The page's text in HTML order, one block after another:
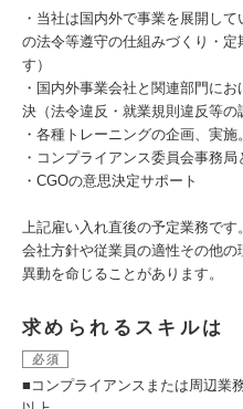
・当社は国内外で事業を展開し
の法令等遵守の仕組みづくり・
す）
・国内外事業会社と関連部門に
決（法令違反・就業規則違反等の
・各種トレーニングの企画、実
・コンプライアンス委員会事務
・CGOの意思決定サポート
上記雇い入れ直後の予定業務です。
会社方針や従業員の適性その他
異動を命じることがあります。
求められるスキルは
必須
■コンプライアンスまたは周辺業